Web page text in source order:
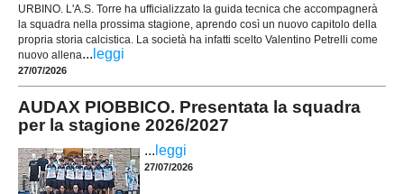
URBINO. L'A.S. Torre ha ufficializzato la guida tecnica che accompagnerà
la squadra nella prossima stagione, aprendo così un nuovo capitolo della
propria storia calcistica. La società ha infatti scelto Valentino Petrelli come
nuovo allena... leggi
27/07/2026
AUDAX PIOBBICO. Presentata la squadra
per la stagione 2026/2027
... leggi
27/07/2026